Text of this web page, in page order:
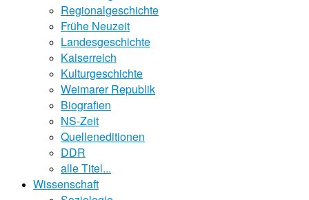
Regionalgeschichte
Frühe Neuzeit
Landesgeschichte
Kaiserreich
Kulturgeschichte
Weimarer Republik
Biografien
NS-Zeit
Quelleneditionen
DDR
alle Titel...
Wissenschaft